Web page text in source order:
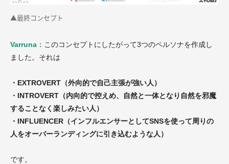
▲最終コンセプト
Varruna ：このコンセプトにしたがって3つのペルソナを作成し
ました。それは
・EXTROVERT（外向的で自己主張が強い人）
・INTROVERT（内向的で控えめ、自然と一体となり自然を邪魔
することなく楽しみたい人）
・INFLUENCER（インフルエンサーとしてSNSを使って周りの
人をオーバーランディングに引き込むような人）
です。